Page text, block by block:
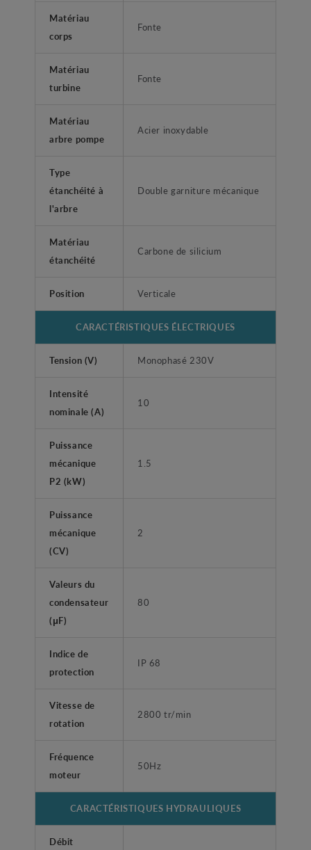
Matériau
corps
Fonte
Matériau
turbine
Fonte
Matériau
arbre pompe
Acier inoxydable
Type
étanchéité à
l'arbre
Double garniture mécanique
Matériau
étanchéité
Carbone de silicium
Position Verticale
CARACTÉRISTIQUES ÉLECTRIQUES
Tension (V) Monophasé 230V
Intensité
nominale (A)
10
Puissance
mécanique
P2 (kW)
1.5
Puissance
mécanique
(CV)
2
Valeurs du
condensateur
(μF)
80
Indice de
protection
IP 68
Vitesse de
rotation
2800 tr/min
Fréquence
moteur
50Hz
CARACTÉRISTIQUES HYDRAULIQUES
Débit